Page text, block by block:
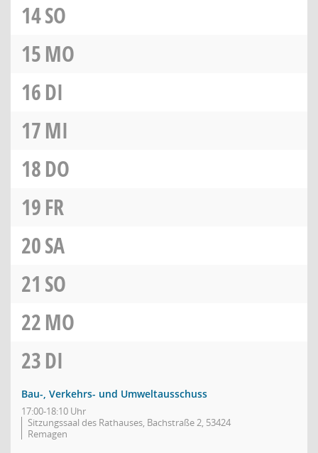
14SO
15MO
16DI
17MI
18DO
19FR
20SA
21 SO
22MO
23DI
Bau-, Verkehrs- und Umweltausschuss
17:00-18:10 Uhr
Sitzungssaal des Rathauses, Bachstraße 2, 53424
Remagen